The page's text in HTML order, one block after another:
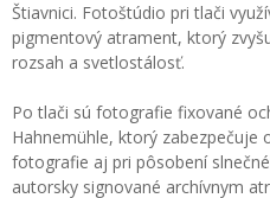
Štiavnici. Fotoštúdio pri tlači
pigmentový atrament, ktorý
rozsah a svetlostálosť.
Po tlači sú fotografie fixované
Hahnemühle, ktorý zabezpečuje
fotografie aj pri pôsobení
autorsky signované archívnym